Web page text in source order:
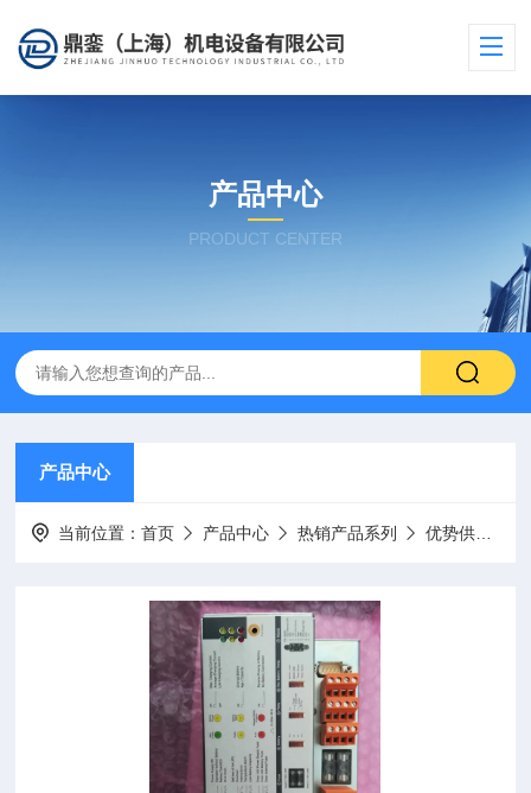
产品中心
PRODUCT CENTER
产品中心
当前位置：首页 产品中心 热销产品系列 优势供应